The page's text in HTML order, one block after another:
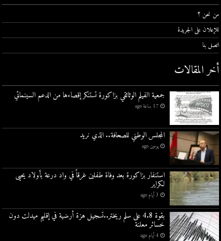
من نحن ؟
للإعلان على الجريدة
اتصل بنا
أخر المقالات
جمعية الفيلم الوثائقي بزاكورة تستنكر إقصاءها من الدعم السينمائي
17 ساعة ago
المجلس الوطني للصحافة.. الذي نريد
يومين ago
استنفار بزاكورة بعد وفاة طفلين غرقاً في واد درعة بأولاد يحيى
لكراير
3 أيام ago
بقوة 4.8 على سلم ريختر..تسجيل هزة أرضية في إقليم ميدلت دون
خسائر معلنة
4 أيام ago